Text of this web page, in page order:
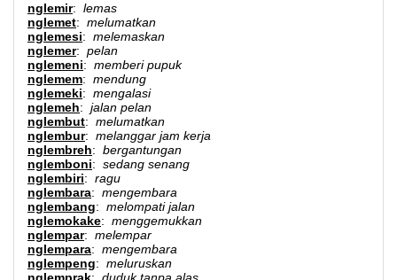
nglemir: lemas
nglemet: melumatkan
nglemesi: melemaskan
nglemer: pelan
nglemeni: memberi pupuk
nglemem: mendung
nglemeki: mengalasi
nglemeh: jalan pelan
nglembut: melumatkan
nglembur: melanggar jam kerja
nglembreh: bergantungan
nglemboni: sedang senang
nglembiri: ragu
nglembara: mengembara
nglembang: melompati jalan
nglemokake: menggemukkan
nglempar: melempar
nglempara: mengembara
nglempeng: meluruskan